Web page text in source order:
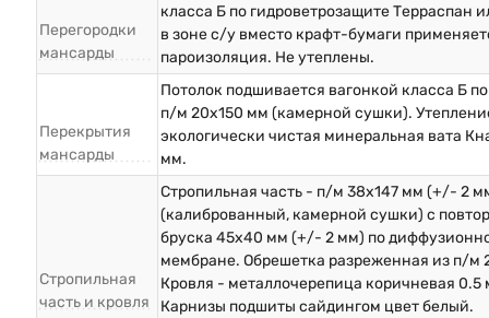
Перегородки
мансарды
класса Б по гидроветрозащите Терраспан
в зоне с/у вместо крафт-бумаги
пароизоляция. Не утеплены.
Перекрытия
мансарды
Потолок подшивается вагонкой класса Б
п/м 20х150 мм (камерной сушки).
экологически чистая минеральная вата
мм.
Стропильная
часть и кровля
Стропильная часть - п/м 38х147 мм (+/- 2
(калиброванный, камерной сушки) с
бруска 45х40 мм (+/- 2 мм) по
мембране. Обрешетка разреженная из п/м
Кровля - металлочерепица коричневая 0.5
Карнизы подшиты сайдингом цвет белый.